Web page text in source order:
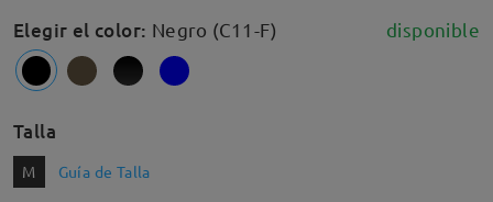
Elegir el color: Negro (C11-F) disponible
Talla
M Guía de Talla